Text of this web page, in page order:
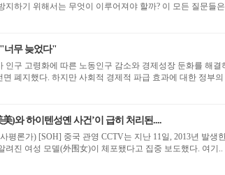
지하기 위해서는 무엇이 이루어져야 할까? 이 모든 질문들
너무 늦었다"
인구 고령화에 따른 노동인구 감소와 경제성장 둔화를 해결
온 1자녀 정책을 전면 폐지했다. 하지만 사회적 경제적 파급 효과에 대한
)와 하이텐성옌 사건’이 급히 처리된....
생한 '하이텐성옌(海天盛筵)' 성매매
려진 여성 모델(外围女)이 체포됐다고 집중 보도했다. 여기..